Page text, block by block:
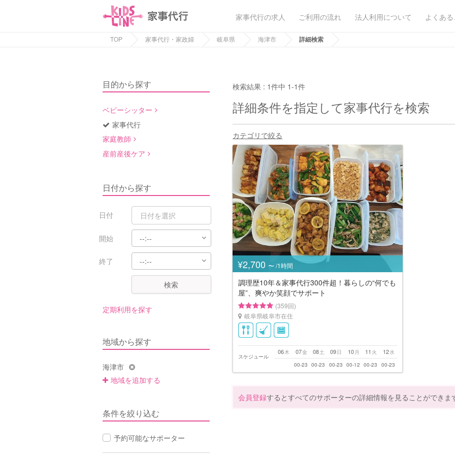
家事代行の求人 ご利用の流れ 法人利用について よくあ
TOP 家事代行・家政婦 岐阜県 海津市 詳細検索
目的から探す
ベビーシッター
家事代行
家庭教師
産前産後ケア
日付から探す
日付
開始
終了
検索
定期利用を探す
地域から探す
海津市
地域を追加する
条件を絞り込む
予約可能なサポーター
検索結果 : 1件中 1-1件
詳細条件を指定して家事代行を検索
カテゴリで絞る
¥2,700 〜 /1時間
調理歴10年＆家事代行300件超！暮らしの“何でも
屋”、爽やか笑顔でサポート
(359回)
岐阜県岐阜市在住
スケジュール
木
06 金
07 土
08 日
09 月
10 火
11 水
12
00-23 00-23 00-23 00-12 00-23 00-23
会員登録するとすべてのサポーターの詳細情報を見ることができま